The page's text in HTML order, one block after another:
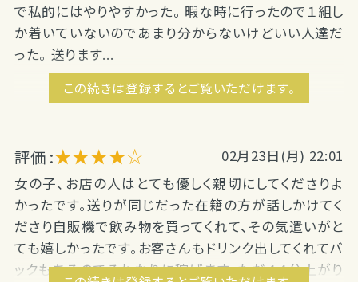
で私的にはやりやすかった。 暇な時に行ったので１組し
か着いていないのであまり分からないけどいい人達だ
った。 送ります...
この続きは登録するとご覧いただけます。
評価 :★★★★☆
02月23日(月) 22:01
女の子、お店の人はとても優しく親切にしてくださりよ
かったです。送りが同じだった在籍の方が話しかけてく
ださり自販機で飲み物を買ってくれて、その気遣いがと
ても嬉しかったです。お客さんもドリンク出してくれてバ
ックもあるのでそれなりに稼げます。ただ４４分上がり